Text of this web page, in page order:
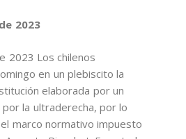
2023
2023 Los chilenos
en un plebiscito la
elaborada por un
la ultraderecha, por lo
marco normativo impuesto